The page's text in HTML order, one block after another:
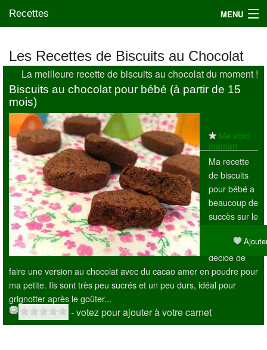
Recettes MENU
Mes blogs préférés
Les Recettes de Biscuits au Chocolat
La meilleure recette de biscuits au chocolat du moment !
Biscuits au chocolat pour bébé (à partir de 15
mois)
Me voici
maman
Ma recette
de biscuits
pour bébé a
beaucoup de
succès sur le
à tous :) J'ai
décidé de
faire une version au chocolat avec du cacao amer en poudre pour
ma petite. Ils sont très peu sucrés et un peu durs, idéal pour
grignotter après le goûter...
- votez pour ajouter à votre carnet